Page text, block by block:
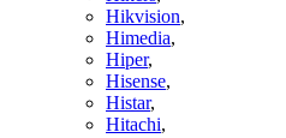
Hikvision,
Himedia,
Hiper,
Hisense,
Histar,
Hitachi,